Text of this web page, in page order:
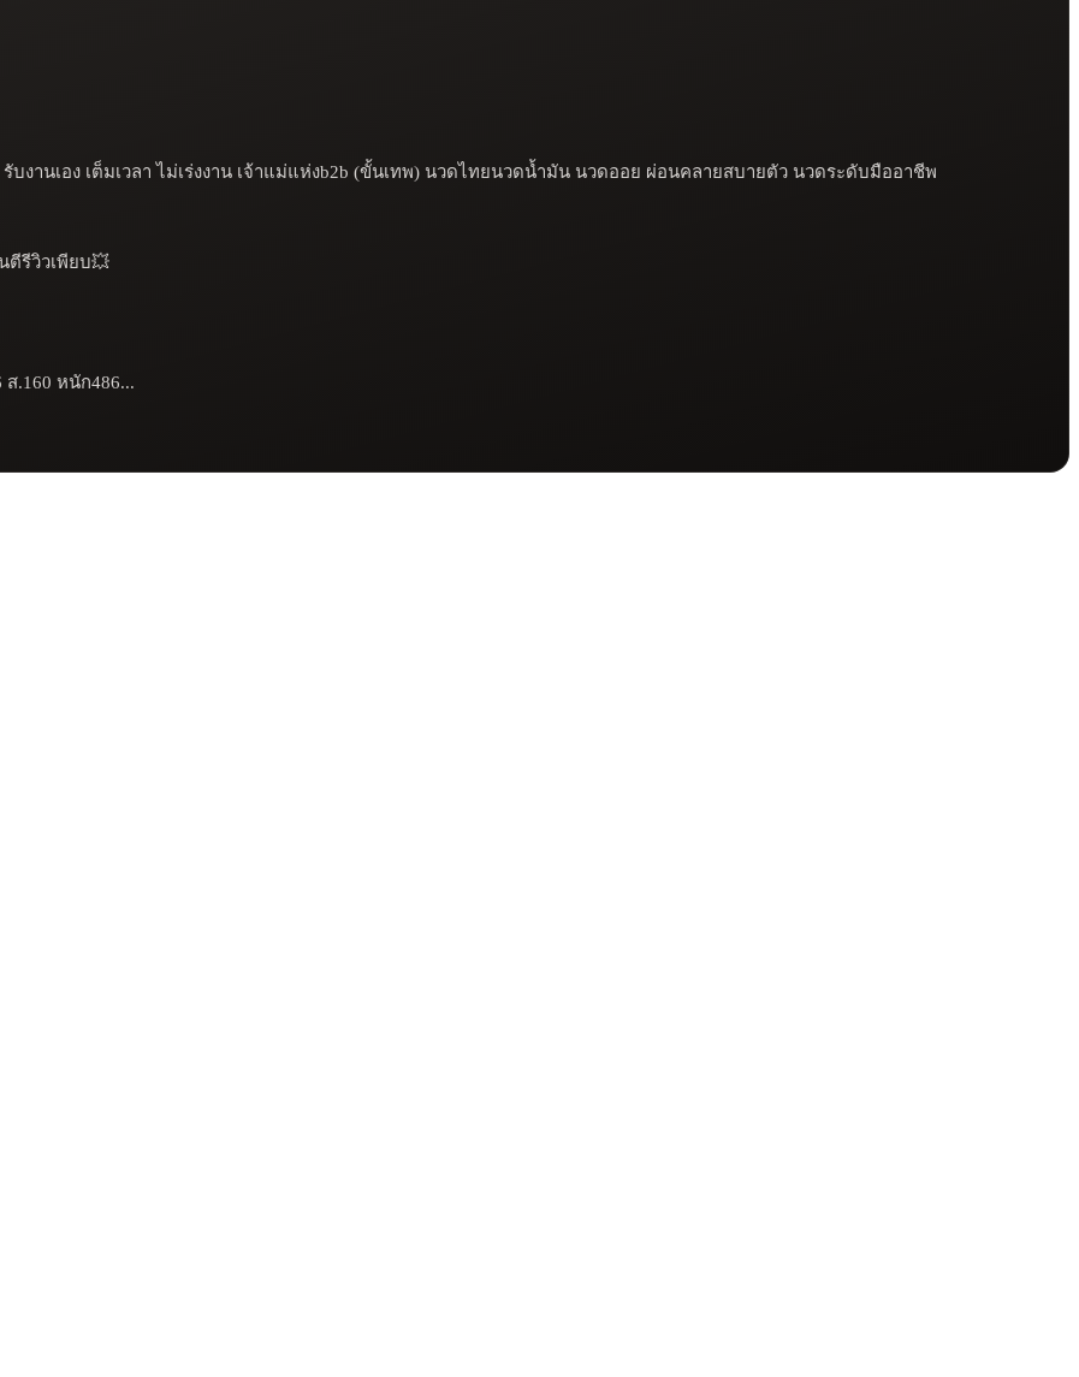
งานเอง เต็มเวลา ไม่เร่งงาน เจ้าแม่แห่งb2b (ขั้นเทพ) นวดไทยนวดน้ำมัน นวดออย ผ่อนคลายสบายตัว นวดระดับมืออาชีพ
ตีรีวิวเพียบ💥
.160 หนัก486...